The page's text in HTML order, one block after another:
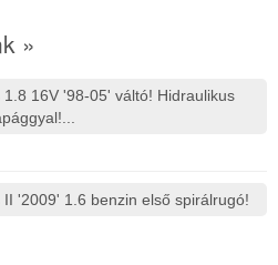
»
1.8 16V '98-05' váltó! Hidraulikus
II '2009' 1.6 benzin első spirálrugó!